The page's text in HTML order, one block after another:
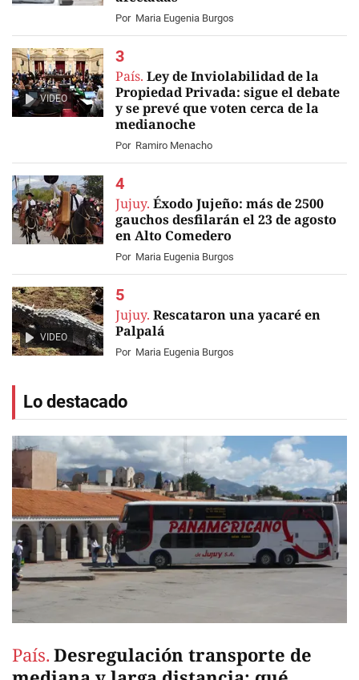
Por Maria Eugenia Burgos
VIDEO
País. Ley de Inviolabilidad de la
Propiedad Privada: sigue el debate
y se prevé que voten cerca de la
medianoche
Por Ramiro Menacho
Jujuy. Éxodo Jujeño: más de 2500
gauchos desfilarán el 23 de agosto
en Alto Comedero
Por Maria Eugenia Burgos
VIDEO
Jujuy. Rescataron una yacaré en
Palpalá
Por Maria Eugenia Burgos
Lo destacado
País. Desregulación transporte de